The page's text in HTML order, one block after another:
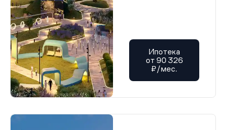
Ипотека
от 90 326
₽/мес.